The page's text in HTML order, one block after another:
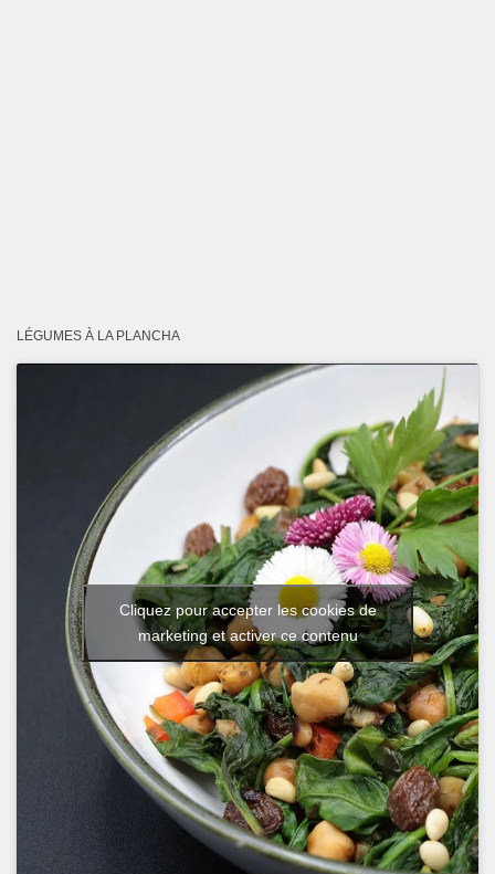
LÉGUMES À LA PLANCHA
Cliquez pour accepter les cookies de
marketing et activer ce contenu